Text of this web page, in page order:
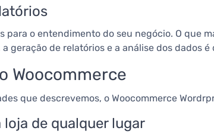
para o entendimento do seu negócio. O que
a geração de relatórios e a análise dos dados é
Woocommerce
que descrevemos, o Woocommerce
de qualquer lugar